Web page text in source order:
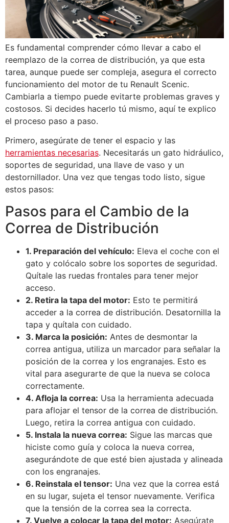
Es fundamental comprender cómo llevar a cabo el
reemplazo de la correa de distribución, ya que esta
tarea, aunque puede ser compleja, asegura el correcto
funcionamiento del motor de tu Renault Scenic.
Cambiarla a tiempo puede evitarte problemas graves y
costosos. Si decides hacerlo tú mismo, aquí te explico
el proceso paso a paso.
Primero, asegúrate de tener el espacio y las
herramientas necesarias. Necesitarás un gato hidráulico,
soportes de seguridad, una llave de vaso y un
destornillador. Una vez que tengas todo listo, sigue
estos pasos:
Pasos para el Cambio de la
Correa de Distribución
1. Preparación del vehículo: Eleva el coche con el
gato y colócalo sobre los soportes de seguridad.
Quítale las ruedas frontales para tener mejor
acceso.
2. Retira la tapa del motor: Esto te permitirá
acceder a la correa de distribución. Desatornilla la
tapa y quítala con cuidado.
3. Marca la posición: Antes de desmontar la
correa antigua, utiliza un marcador para señalar la
posición de la correa y los engranajes. Esto es
vital para asegurarte de que la nueva se coloca
correctamente.
4. Afloja la correa: Usa la herramienta adecuada
para aflojar el tensor de la correa de distribución.
Luego, retira la correa antigua con cuidado.
5. Instala la nueva correa: Sigue las marcas que
hiciste como guía y coloca la nueva correa,
asegurándote de que esté bien ajustada y alineada
con los engranajes.
6. Reinstala el tensor: Una vez que la correa está
en su lugar, sujeta el tensor nuevamente. Verifica
que la tensión de la correa sea la correcta.
7. Vuelve a colocar la tapa del motor: Asegúrate